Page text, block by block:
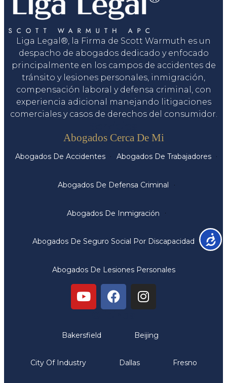
Liga Legal®, la Firma de Scott Warmuth es un
despacho de abogados dedicado y enfocado
principalmente en los campos de accidentes de
tránsito y lesiones personales, inmigración,
compensación laboral y defensa criminal, con
experiencia adicional manejando litigaciones
comerciales y casos de derechos del consumidor.
Abogados Cerca De Mi
Abogados De Accidentes Abogados De Trabajadores
Abogados De Defensa Criminal
Abogados De Inmigración
Abogados De Seguro Social Por Discapacidad
Abogados De Lesiones Personales
Bakersfield Beijing
City Of Industry Dallas Fresno